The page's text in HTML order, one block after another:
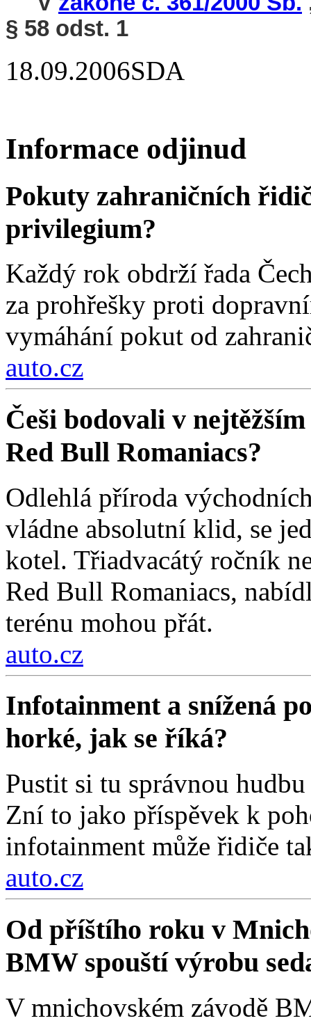
§ 58 odst. 1
18.09.2006SDA
Informace odjinud
Pokuty zahraničních
privilegium?
Každý rok obdrží řada
za prohřešky proti
vymáhání pokut od
auto.cz
Češi bodovali v
Red Bull Romaniacs?
Odlehlá příroda
vládne absolutní klid, se
kotel. Třiadvacátý ročník
Red Bull Romaniacs,
terénu mohou přát.
auto.cz
Infotainment a snížená
horké, jak se říká?
Pustit si tu správnou
Zní to jako příspěvek k
infotainment může řidiče
auto.cz
Od příštího roku v
BMW spouští výrobu
V mnichovském závodě